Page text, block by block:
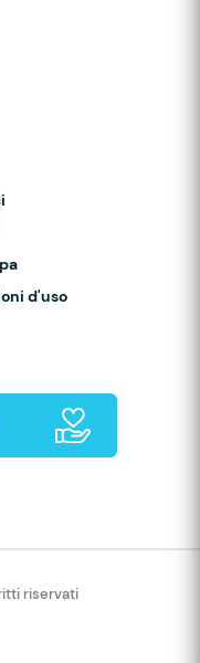
d'uso
riservati